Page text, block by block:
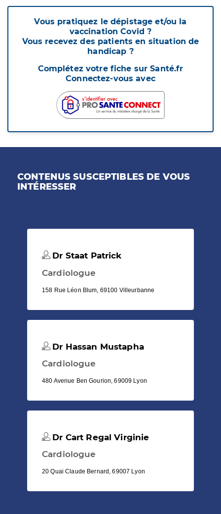
Vous pratiquez le dépistage et/ou la
vaccination Covid ?
Vous recevez des patients en situation de
handicap ?
Complétez votre fiche sur Santé.fr
Connectez-vous avec
CONTENUS SUSCEPTIBLES DE VOUS
INTÉRESSER
Dr Staat Patrick
Cardiologue
158 Rue Léon Blum, 69100 Villeurbanne
Dr Hassan Mustapha
Cardiologue
480 Avenue Ben Gourion, 69009 Lyon
Dr Cart Regal Virginie
Cardiologue
20 Quai Claude Bernard, 69007 Lyon